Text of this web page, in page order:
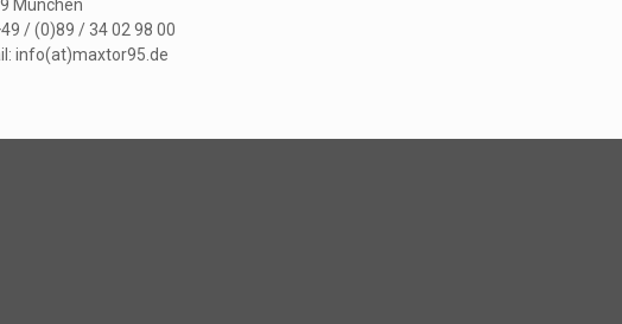
München
/ (0)89 / 34 02 98 00
info(at)maxtor95.de